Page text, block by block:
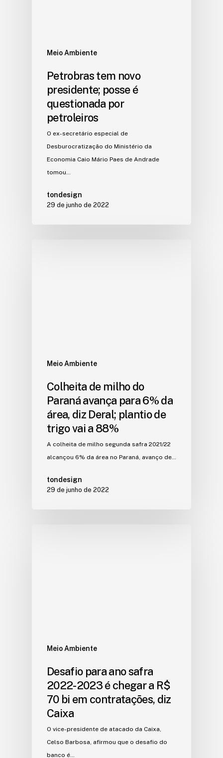
Meio Ambiente
Petrobras tem novo
presidente; posse é
questionada por
petroleiros
O ex-secretário especial de
Desburocratização do Ministério da
Economia Caio Mário Paes de Andrade
tomou…
tondesign
29 de junho de 2022
Meio Ambiente
Colheita de milho do
Paraná avança para 6% da
área, diz Deral; plantio de
trigo vai a 88%
A colheita de milho segunda safra 2021/22
alcançou 6% da área no Paraná, avanço de…
tondesign
29 de junho de 2022
Meio Ambiente
Desafio para ano safra
2022-2023 é chegar a R$
70 bi em contratações, diz
Caixa
O vice-presidente de atacado da Caixa,
Celso Barbosa, afirmou que o desafio do
banco é…